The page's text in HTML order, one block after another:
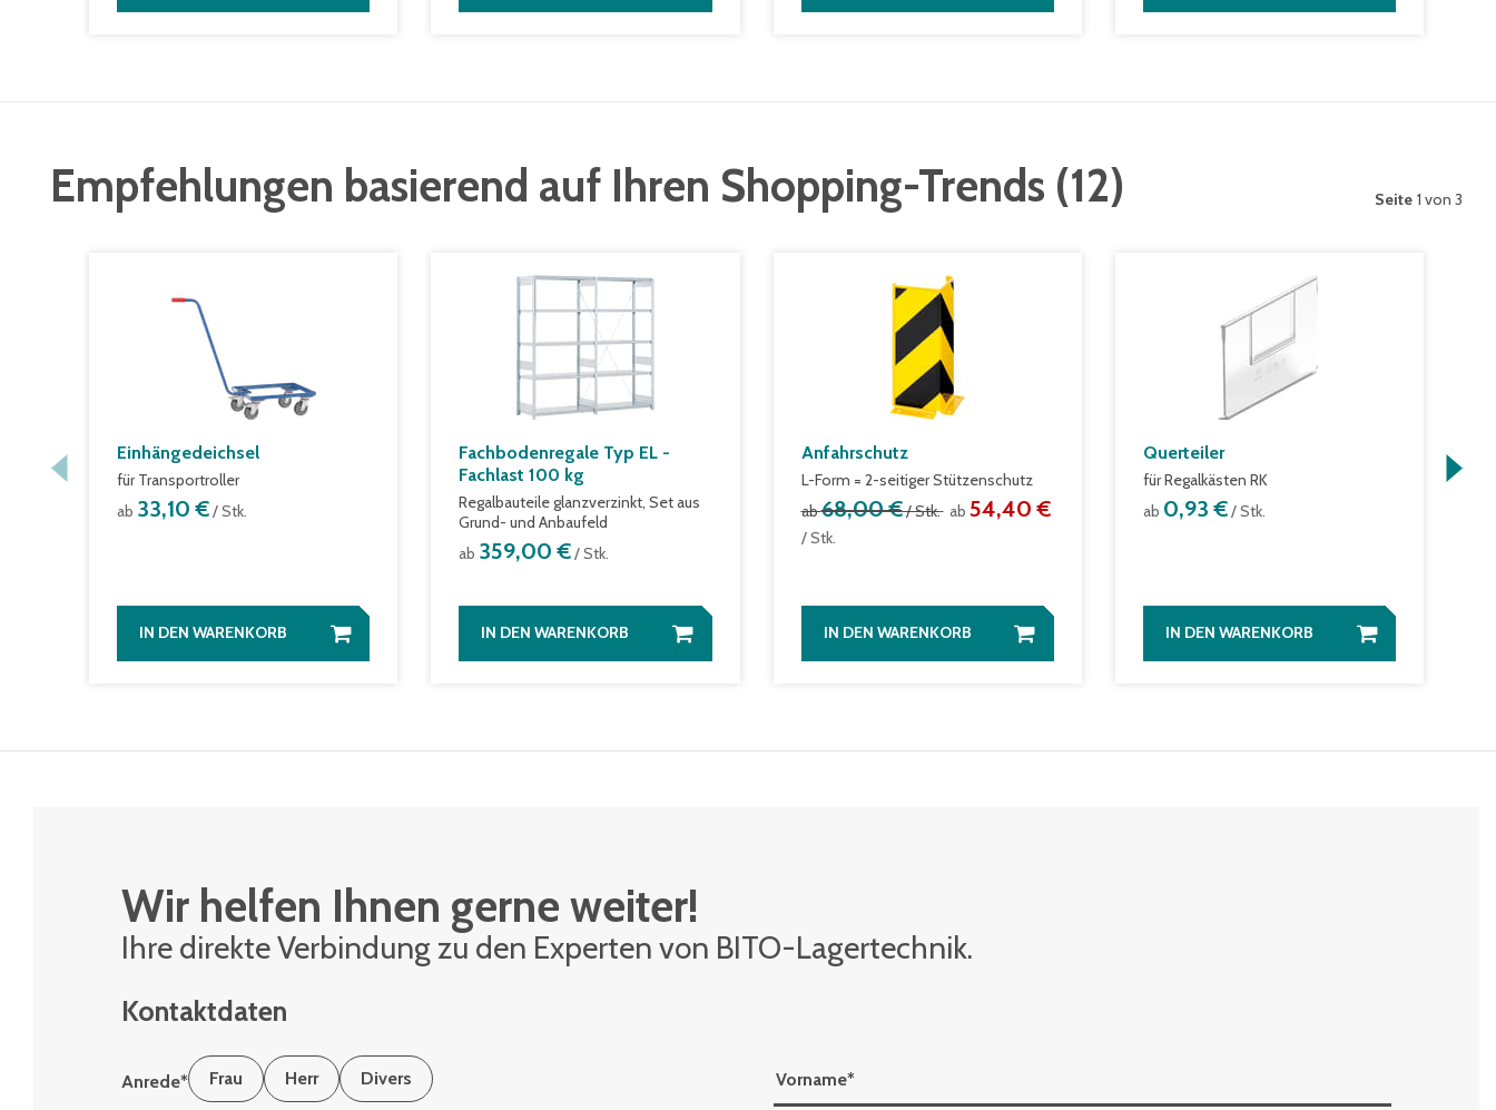
Empfehlungen basierend auf Ihren Shopping-Trends (12) Seite 1 von 3
Einhängedeichsel
für Transportroller
ab 33,10 €/ Stk.
IN DEN WARENKORB
Fachbodenregale Typ EL -
Fachlast 100 kg
Regalbauteile glanzverzinkt, Set aus
Grund- und Anbaufeld
ab 359,00 €/ Stk.
IN DEN WARENKORB
Anfahrschutz
L-Form = 2-seitiger Stützenschutz
ab68,00 €/ Stk. ab 54,40 €
/ Stk.
IN DEN WARENKORB
Querteiler
für Regalkästen RK
ab 0,93 €/ Stk.
IN DEN WARENKORB
Wir helfen Ihnen gerne weiter!
Ihre di­rek­te Ver­bin­dung zu den Ex­per­ten von BITO-La­ger­tech­nik.
Kontaktdaten
Anrede* Frau Herr Divers Vorname*